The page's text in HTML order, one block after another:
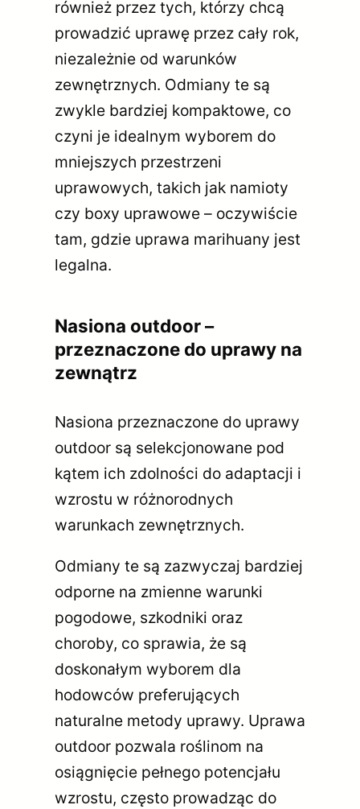
również przez tych, którzy chcą
prowadzić uprawę przez cały rok,
niezależnie od warunków
zewnętrznych. Odmiany te są
zwykle bardziej kompaktowe, co
czyni je idealnym wyborem do
mniejszych przestrzeni
uprawowych, takich jak namioty
czy boxy uprawowe – oczywiście
tam, gdzie uprawa marihuany jest
legalna.
Nasiona outdoor –
przeznaczone do uprawy na
zewnątrz
Nasiona przeznaczone do uprawy
outdoor są selekcjonowane pod
kątem ich zdolności do adaptacji i
wzrostu w różnorodnych
warunkach zewnętrznych.
Odmiany te są zazwyczaj bardziej
odporne na zmienne warunki
pogodowe, szkodniki oraz
choroby, co sprawia, że są
doskonałym wyborem dla
hodowców preferujących
naturalne metody uprawy. Uprawa
outdoor pozwala roślinom na
osiągnięcie pełnego potencjału
wzrostu, często prowadząc do